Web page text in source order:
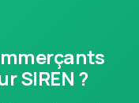
SIREN ?